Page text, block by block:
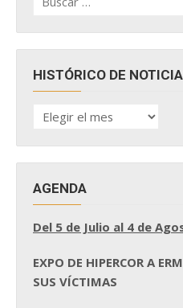
por:
HISTÓRICO DE
HISTÓRICO
DE
AGENDA
Del 5 de Julio al 4 de
EXPO DE HIPERCOR A
SUS VÍCTIMAS